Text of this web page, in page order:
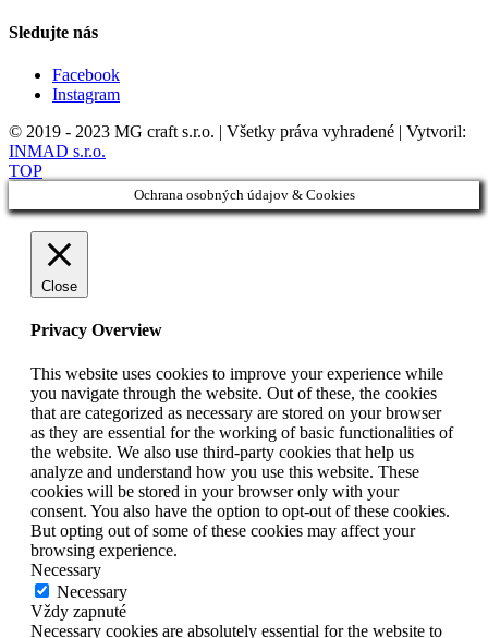
Sledujte nás
Facebook
Instagram
© 2019 - 2023 MG craft s.r.o. | Všetky práva vyhradené | Vytvoril:
INMAD s.r.o.
TOP
Ochrana osobných údajov & Cookies
Close
Privacy Overview
This website uses cookies to improve your experience while
you navigate through the website. Out of these, the cookies
that are categorized as necessary are stored on your browser
as they are essential for the working of basic functionalities of
the website. We also use third-party cookies that help us
analyze and understand how you use this website. These
cookies will be stored in your browser only with your
consent. You also have the option to opt-out of these cookies.
But opting out of some of these cookies may affect your
browsing experience.
Necessary
Necessary
Vždy zapnuté
Necessary cookies are absolutely essential for the website to